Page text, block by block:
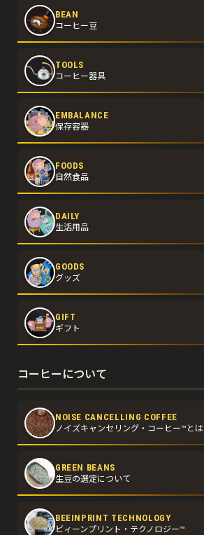
BEAN
コーヒー豆
TOOLS
コーヒー器具
EMBALANCE
保存容器
FOODS
自然食品
DAILY
生活用品
GOODS
グッズ
GIFT
ギフト
コーヒーについて
NOISE CANCELLING COFFEE
ノイズキャンセリング・コーヒー™とは
GREEN BEANS
生豆の選定について
BEEINPRINT TECHNOLOGY
ビィーンプリント・テクノロジー™